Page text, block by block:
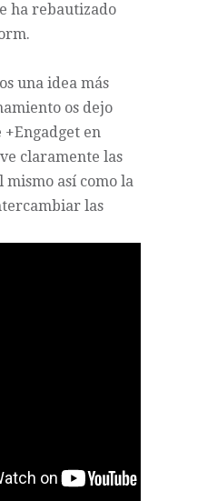
ha rebautizado
una idea más
os dejo
+Engadget en
claramente las
así como la
las